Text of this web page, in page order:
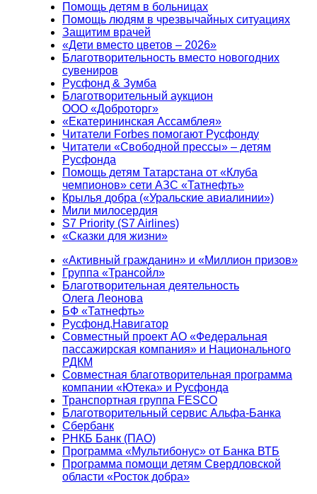
Помощь детям в больницах
Помощь людям в чрезвычайных ситуациях
Защитим врачей
«Дети вместо цветов – 2026»
Благотворительность вместо новогодних
сувениров
Русфонд & Зумба
Благотворительный аукцион
ООО «Доброторг»
«Екатерининская Ассамблея»
Читатели Forbes помогают Русфонду
Читатели «Свободной прессы» – детям
Русфонда
Помощь детям Татарстана от «Клуба
чемпионов» сети АЗС «Татнефть»
Крылья добра («Уральские авиалинии»)
Мили милосердия
S7 Priority (S7 Airlines)
«Сказки для жизни»
«Активный гражданин» и «Миллион призов»
Группа «Трансойл»
Благотворительная деятельность
Олега Леонова
БФ «Татнефть»
Русфонд.Навигатор
Совместный проект АО «Федеральная
пассажирская компания» и Национального
РДКМ
Совместная благотворительная программа
компании «Ютека» и Русфонда
Транспортная группа FESCO
Благотворительный сервис Альфа-Банка
Сбербанк
РНКБ Банк (ПАО)
Программа «Мультибонус» от Банка ВТБ
Программа помощи детям Свердловской
области «Росток добра»